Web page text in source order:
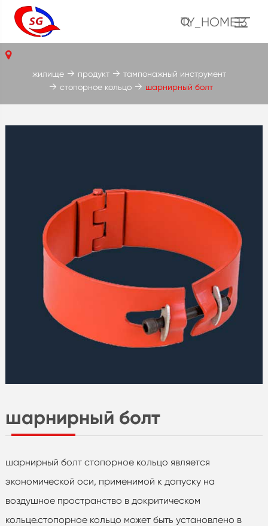
TY_HOME13
шарнирный болт
шарнирный болт стопорное кольцо является
экономической оси, применимой к допуску на
воздушное пространство в докритическом
кольце.стопорное кольцо может быть установлено в
жилище продукт
тампонажный инструмент
стопорное кольцо
шарнирный болт